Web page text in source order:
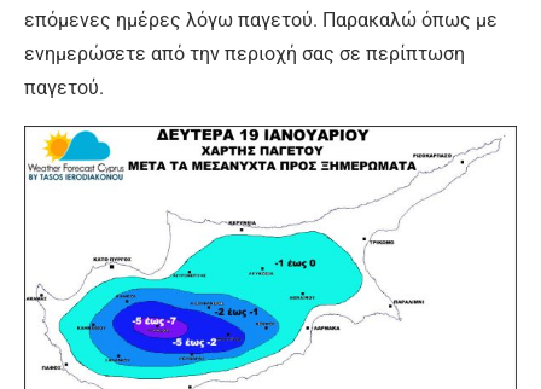
επόμενες ημέρες λόγω παγετού. Παρακαλώ όπως με
ενημερώσετε από την περιοχή σας σε περίπτωση
παγετού.